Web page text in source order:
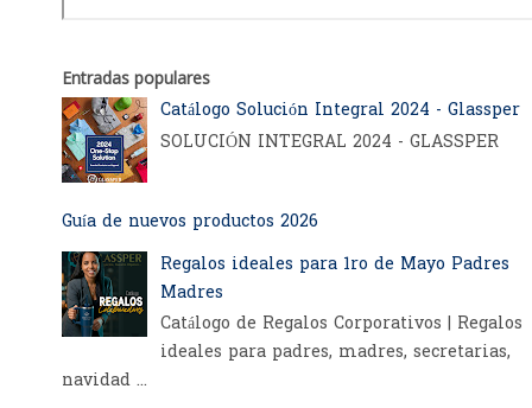
Entradas populares
Catálogo Solución Integral 2024 - Glassper
SOLUCIÓN INTEGRAL 2024 - GLASSPER
Guía de nuevos productos 2026
Regalos ideales para 1ro de Mayo Padres
Madres
Catálogo de Regalos Corporativos | Regalos
ideales para padres, madres, secretarias,
navidad ...